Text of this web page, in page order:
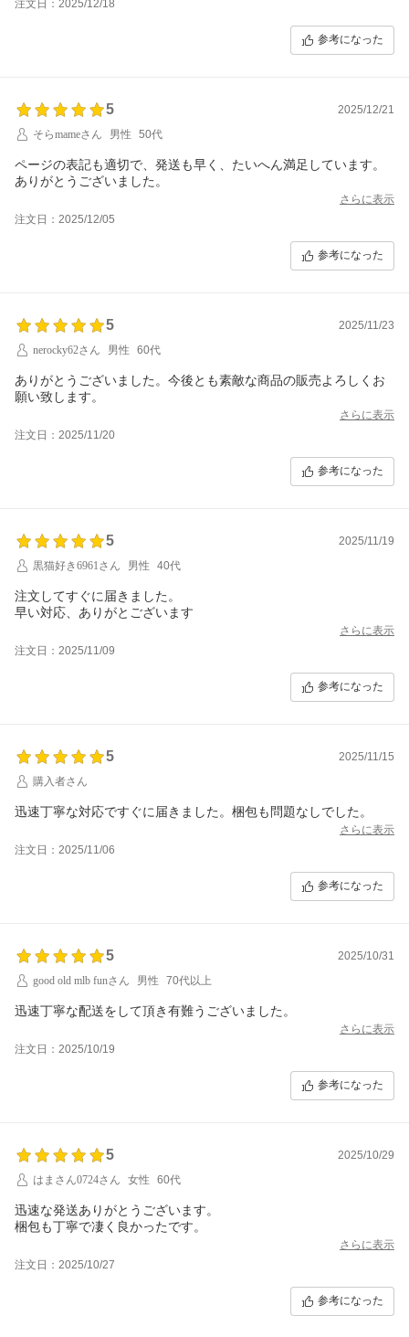
注文日：2025/12/18
参考になった
5
2025/12/21
そらmameさん
男性 50代
ページの表記も適切で、発送も早く、たいへん満足しています。
ありがとうございました。
さらに表示
注文日：2025/12/05
参考になった
5
2025/11/23
nerocky62さん
男性 60代
ありがとうございました。今後とも素敵な商品の販売よろしくお
願い致します。
さらに表示
注文日：2025/11/20
参考になった
5
2025/11/19
黒猫好き6961さん
男性 40代
注文してすぐに届きました。
早い対応、ありがとございます
さらに表示
注文日：2025/11/09
参考になった
5
2025/11/15
購入者さん
迅速丁寧な対応ですぐに届きました。梱包も問題なしでした。
さらに表示
注文日：2025/11/06
参考になった
5
2025/10/31
good old mlb funさん
男性 70代以上
迅速丁寧な配送をして頂き有難うございました。
さらに表示
注文日：2025/10/19
参考になった
5
2025/10/29
はまさん0724さん
女性 60代
迅速な発送ありがとうございます。
梱包も丁寧で凄く良かったです。
さらに表示
注文日：2025/10/27
参考になった